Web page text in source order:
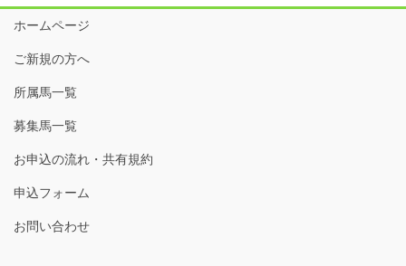
ホームページ
ご新規の方へ
所属馬一覧
募集馬一覧
お申込の流れ・共有規約
申込フォーム
お問い合わせ